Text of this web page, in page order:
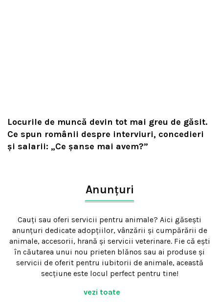
Locurile de muncă devin tot mai greu de găsit.
Ce spun românii despre interviuri, concedieri
și salarii: „Ce șanse mai avem?”
Anunțuri
Cauți sau oferi servicii pentru animale? Aici găsești
anunțuri dedicate adopțiilor, vânzării și cumpărării de
animale, accesorii, hrană și servicii veterinare. Fie că ești
în căutarea unui nou prieten blănos sau ai produse și
servicii de oferit pentru iubitorii de animale, această
secțiune este locul perfect pentru tine!
vezi toate